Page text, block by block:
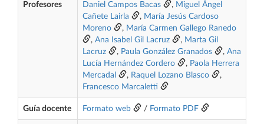
Profesores Daniel Campos Bacas , Miguel Ángel
Cañete Lairla
, María Jesús Cardoso
Moreno
, María Carmen Gallego Ranedo
, Ana Isabel Gil Lacruz , Marta Gil
Lacruz
, Paula González Granados , Ana
Lucía Hernández Cordero
, Paola Herrera
Mercadal
, Raquel Lozano Blasco
,
Francesco Marcaletti
Guía docente Formato web / Formato PDF